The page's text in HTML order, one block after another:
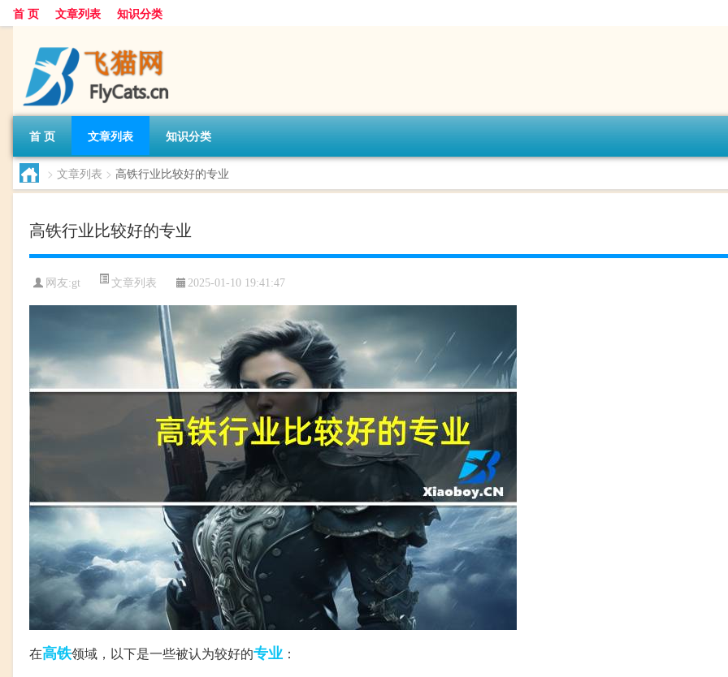
首 页 文章列表 知识分类
首 页 文章列表 知识分类
> 文章列表 > 高铁行业比较好的专业
高铁行业比较好的专业
网友:gt 文章列表 2025-01-10 19:41:47
在高铁领域，以下是一些被认为较好的专业 ：